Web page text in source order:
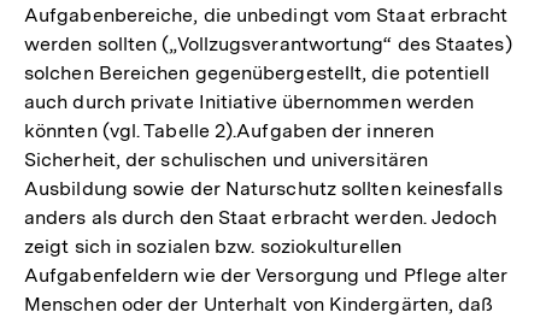
Aufgabenbereiche, die unbedingt vom Staat erbracht
werden sollten („Vollzugsverantwortung“ des Staates)
solchen Bereichen gegenübergestellt, die potentiell
auch durch private Initiative übernommen werden
könnten (vgl. Tabelle 2).Aufgaben der inneren
Sicherheit, der schulischen und universitären
Ausbildung sowie der Naturschutz sollten keinesfalls
anders als durch den Staat erbracht werden. Jedoch
zeigt sich in sozialen bzw. soziokulturellen
Aufgabenfeldern wie der Versorgung und Pflege alter
Menschen oder der Unterhalt von Kindergärten, daß